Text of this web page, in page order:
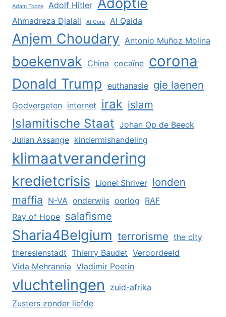
Adam Tooze Adolf Hitler
Ahmadreza Djalali Al Gore Al Qaida
Anjem Choudary Antonio Muñoz Molina
boekenvak China cocaïne corona
Donald Trump euthanasie gie laenen
Godvergeten internet irak islam
Islamitische Staat Johan Op de Beeck
Julian Assange kindermishandeling
klimaatverandering
kredietcrisis Lionel Shriver londen
maffia
N-VA onderwijs oorlog RAF
Ray of Hope salafisme
Sharia4Belgium terrorisme the city
theresienstadt Thierry Baudet Veroordeeld
Vida Mehrannia Vladimir Poetin
vluchtelingen
zuid-afrika
Zusters zonder liefde